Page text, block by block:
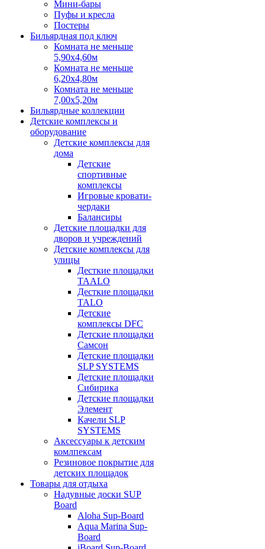
Мини-бары
Пуфы и кресла
Постеры
Бильярдная под ключ
Комната не меньше
5,90х4,60м
Комната не меньше
6,20х4,80м
Комната не меньше
7,00х5,20м
Бильярдные коллекции
Детские комплексы и
оборудование
Детские комплексы для
дома
Детские
спортивные
комплексы
Игровые кровати-
чердаки
Балансиры
Детские площадки для
дворов и учреждений
Детские комплексы для
улицы
Десткие площадки
TAALO
Десткие площадки
TALO
Детские
комплексы DFC
Детские площадки
Самсон
Детские площадки
SLP SYSTEMS
Детские площадки
Сибирика
Детские площадки
Элемент
Качели SLP
SYSTEMS
Аксессуары к детским
комлпексам
Резиновое покрытие для
детских площадок
Товары для отдыха
Надувные доски SUP
Board
Aloha Sup-Board
Aqua Marina Sup-
Board